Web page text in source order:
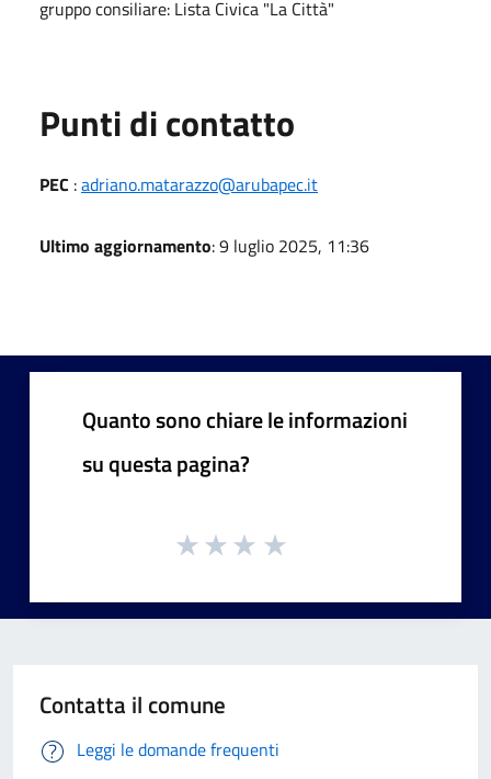
gruppo consiliare: Lista Civica "La Città"
Punti di contatto
PEC :adriano.matarazzo@arubapec.it
Ultimo aggiornamento: 9 luglio 2025, 11:36
Quanto sono chiare le informazioni
su questa pagina?
Contatta il comune
Leggi le domande frequenti